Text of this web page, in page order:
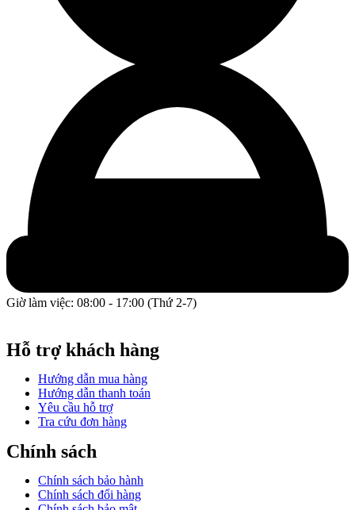
Giờ làm việc: 08:00 - 17:00 (Thứ 2-7)
Hỗ trợ khách hàng
Hướng dẫn mua hàng
Hướng dẫn thanh toán
Yêu cầu hỗ trợ
Tra cứu đơn hàng
Chính sách
Chính sách bảo hành
Chính sách đổi hàng